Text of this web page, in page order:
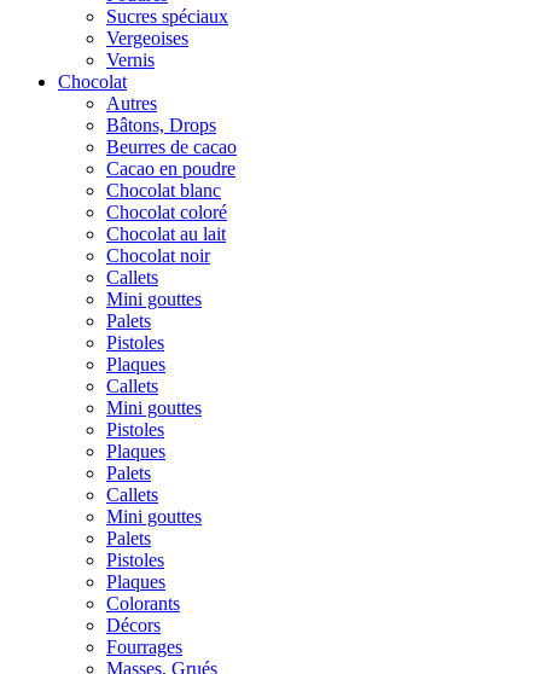
Sucres spéciaux
Vergeoises
Vernis
Chocolat
Autres
Bâtons, Drops
Beurres de cacao
Cacao en poudre
Chocolat blanc
Chocolat coloré
Chocolat au lait
Chocolat noir
Callets
Mini gouttes
Palets
Pistoles
Plaques
Callets
Mini gouttes
Pistoles
Plaques
Palets
Callets
Mini gouttes
Palets
Pistoles
Plaques
Colorants
Décors
Fourrages
Masses, Grués